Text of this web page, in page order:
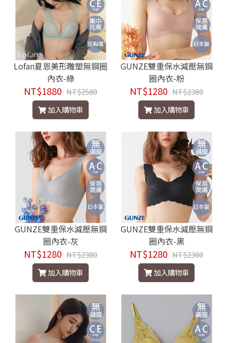
Lofan夏恩美形雕塑無鋼圈
內衣-綠
NT$1880 NT$2580
加入購物車
GUNZE雙重保水減壓無鋼
圈內衣-粉
NT$1280 NT$2380
加入購物車
GUNZE雙重保水減壓無鋼
圈內衣-灰
NT$1280 NT$2380
加入購物車
GUNZE雙重保水減壓無鋼
圈內衣-黑
NT$1280 NT$2380
加入購物車